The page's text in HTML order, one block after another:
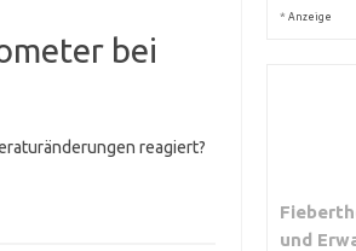
bei
reagiert?
* Anzeige
und